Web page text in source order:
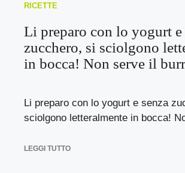
RICETTE
Li preparo con lo yogurt e
zucchero, si sciolgono
in bocca! Non serve il
Li preparo con lo yogurt e senza
sciolgono letteralmente in bocca!
LEGGI TUTTO